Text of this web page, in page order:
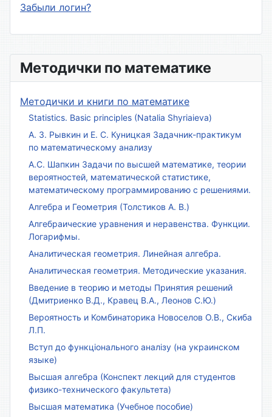
Методички по математике
Методички и книги по математике
Statistics. Basic principles (Natalia Shyriaieva)
А. З. Рывкин и Е. С. Куницкая Задачник-практикум
по математическому анализу
А.С. Шапкин Задачи по высшей математике, теории
вероятностей, математической статистике,
математическому программированию с решениями.
Алгебра и Геометрия (Толстиков А. В.)
Алгебраические уравнения и неравенства. Функции.
Логарифмы.
Аналитическая геометрия. Линейная алгебра.
Аналитическая геометрия. Методические указания.
Введение в теорию и методы Принятия решений
(Дмитриенко В.Д., Кравец В.А., Леонов С.Ю.)
Вероятность и Комбинаторика Новоселов О.В., Скиба
Л.П.
Вступ до функціонального аналізу (на украинском
языке)
Высшая алгебра (Конспект лекций для студентов
физико-технического факультета)
Высшая математика (Учебное пособие)
Забыли логин?